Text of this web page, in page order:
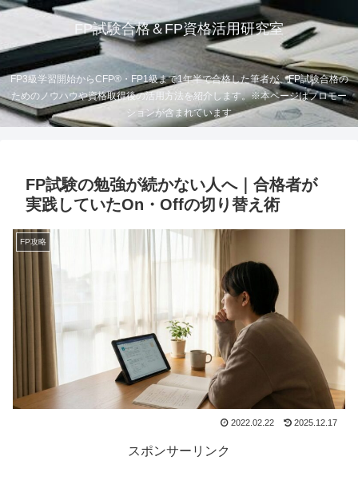
FP試験合格＆FP資格活用研究室
FP3級学習開始からCFP®・FP1級まで1年半で合格した筆者が、FP試験合格の
ためのノウハウや資格取得後の活用方法を紹介します。※本ページはプロモー
ションが含まれています
FP試験の勉強が続かない人へ｜合格者が
実践していたOn・Offの切り替え術
FP攻略
2022.02.22 2025.12.17
スポンサーリンク